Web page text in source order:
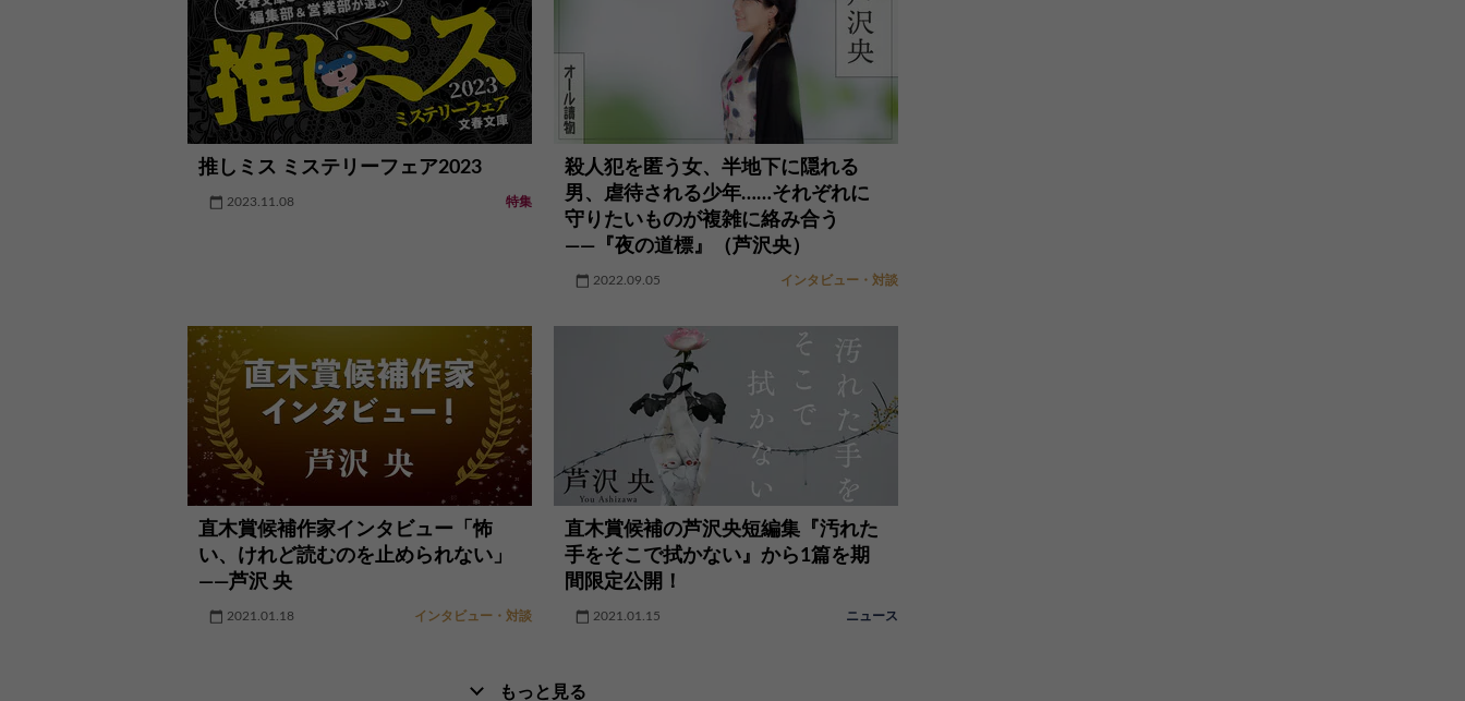
推しミス ミステリーフェア2023
2023.11.08 特集
殺人犯を匿う女、半地下に隠れる
男、虐待される少年……それぞれに
守りたいものが複雑に絡み合う
――『夜の道標』（芦沢央）
2022.09.05 インタビュー・対談
直木賞候補作家インタビュー「怖
い、けれど読むのを止められない」
――芦沢 央
2021.01.18 インタビュー・対談
直木賞候補の芦沢央短編集『汚れた
手をそこで拭かない』から1篇を期
間限定公開！
2021.01.15 ニュース
もっと見る